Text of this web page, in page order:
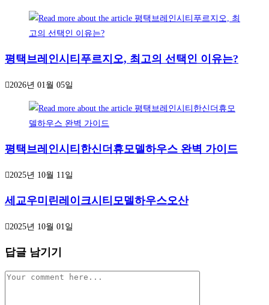
평택브레인시티푸르지오, 최고의 선택인 이유는?
2026년 01월 05일
평택브레인시티한신더휴모델하우스 완벽 가이드
2025년 10월 11일
세교우미린레이크시티모델하우스오산
2025년 10월 01일
답글 남기기
Comment